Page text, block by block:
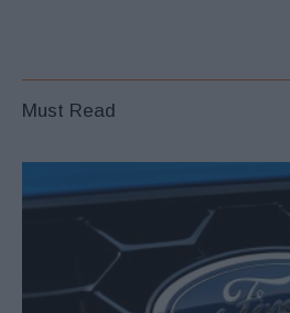
Must Read